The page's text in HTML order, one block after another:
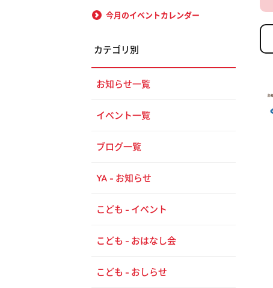
今月のイベントカレンダー
カテゴリ別
お知らせ一覧
イベント一覧
ブログ一覧
YA - お知らせ
こども - イベント
こども - おはなし会
こども - おしらせ